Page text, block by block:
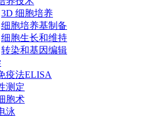
3D 细胞培养
细胞培养基制备
细胞生长和维持
转染和基因编辑
疫法ELISA
测定
胞术
泳